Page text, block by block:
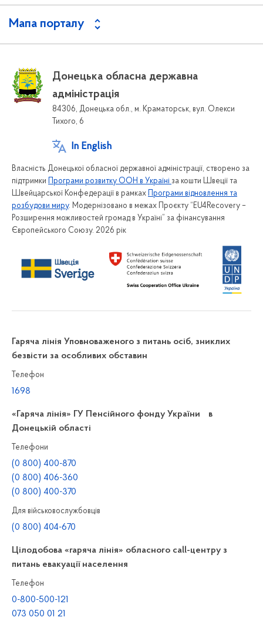
Мапа порталу
Донецька обласна державна
адміністрація
84306, Донецька обл., м. Краматорськ, вул. Олекси
Тихого, 6
In English
Власність Донецької обласної державної адміністрації, створено за
підтримки
Програми розвитку ООН в Україні за кошти Швеції та
Швейцарської Конфедерації в рамках
Програми відновлення та
розбудови миру. Модернізовано в межах Проєкту “EU4Recovery –
Розширення можливостей громад в Україні” за фінансування
Європейського Союзу. 2026 рік
Гаряча лінія Уповноваженого з питань осіб, зниклих
безвісти за особливих обставин
Телефон
1698
«Гаряча лінія» ГУ Пенсійного фонду України в
Донецькій області
Телефони
(0 800) 400-870
(0 800) 406-360
(0 800) 400-370
Для військовослужбовців
(0 800) 404-670
Цілодобова «гаряча лінія» обласного call-центру з
питань евакуації населення
Телефон
0-800-500-121
073 050 01 21